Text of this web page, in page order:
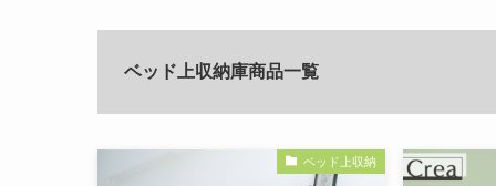
ベッド上収納庫商品一覧
ベッド上収納